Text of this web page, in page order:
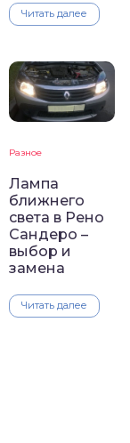
Читать далее
Разное
Лампа
ближнего
света в Рено
Сандеро –
выбор и
замена
Читать далее